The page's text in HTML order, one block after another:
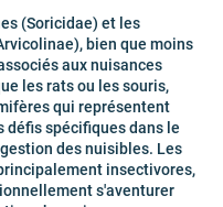
(Soricidae) et les
bien que moins
aux nuisances
les rats ou les souris,
qui représentent
défis spécifiques dans le
des nuisibles. Les
insectivores,
s'aventurer